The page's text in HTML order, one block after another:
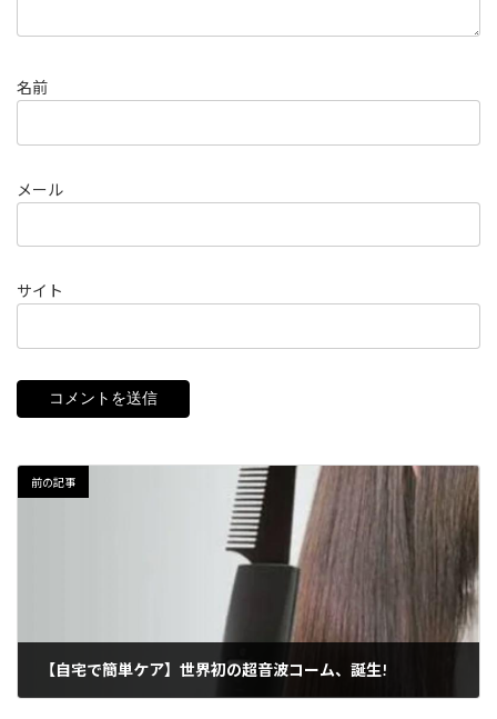
名前
メール
サイト
前の記事
【自宅で簡単ケア】世界初の超音波コーム、誕生!